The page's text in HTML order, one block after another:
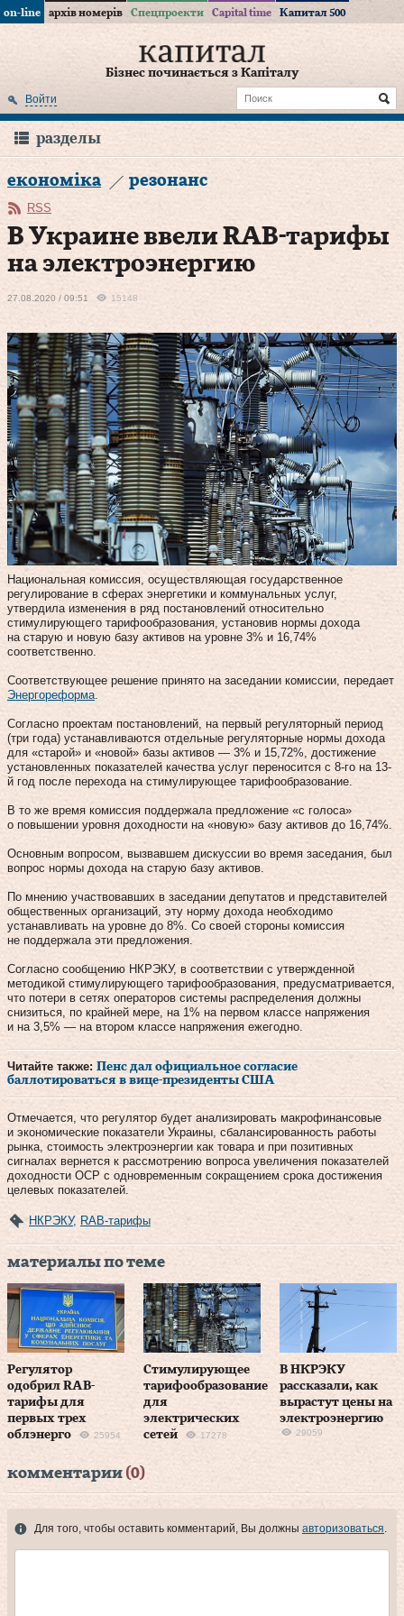
on-line архів номерів Спецпроекти Capital time Капитал 500
Бізнес починається з Капіталу
Войти
разделы
економіка резонанс
RSS
В Украине ввели RAB-тарифы
на электроэнергию
27.08.2020 / 09:51 15148
Национальная комиссия, осуществляющая государственное
регулирование в сферах энергетики и коммунальных услуг,
утвердила изменения в ряд постановлений относительно
стимулирующего тарифообразования, установив нормы дохода
на старую и новую базу активов на уровне 3% и 16,74%
соответственно.
Соответствующее решение принято на заседании комиссии, передает
Энергореформа
Согласно проектам постановлений, на первый регуляторный период
(три года) устанавливаются отдельные регуляторные нормы дохода
для «старой» и «новой» базы активов — 3% и 15,72%, достижение
установленных показателей качества услуг переносится с 8-го на 13-
й год после перехода на стимулирующее тарифообразование.
В то же время комиссия поддержала предложение «с голоса»
о повышении уровня доходности на «новую» базу активов до 16,74%.
Основным вопросом, вызвавшем дискуссии во время заседания, был
вопрос нормы дохода на старую базу активов.
По мнению участвовавших в заседании депутатов и представителей
общественных организаций, эту норму дохода необходимо
устанавливать на уровне до 8%. Со своей стороны комиссия
не поддержала эти предложения.
Согласно сообщению НКРЭКУ, в соответствии с утвержденной
методикой стимулирующего тарифообразования, предусматривается,
что потери в сетях операторов системы распределения должны
снизиться, по крайней мере, на 1% на первом классе напряжения
и на 3,5% — на втором классе напряжения ежегодно.
Читайте также: Пенс дал официальное согласие
баллотироваться в вице-президенты США
Отмечается, что регулятор будет анализировать макрофинансовые
и экономические показатели Украины, сбалансированность работы
рынка, стоимость электроэнергии как товара и при позитивных
сигналах вернется к рассмотрению вопроса увеличения показателей
доходности ОСР с одновременным сокращением срока достижения
целевых показателей.
НКРЭКУ, RAB-тарифы
материалы по теме
Регулятор
одобрил RAB-
тарифы для
первых трех
облэнерго
25954
Стимулирующее
тарифообразование
для
электрических
сетей
17278
В НКРЭКУ
рассказали, как
вырастут цены на
электроэнергию
29059
комментарии (0)
Для того, чтобы оставить комментарий, Вы должны авторизоваться.